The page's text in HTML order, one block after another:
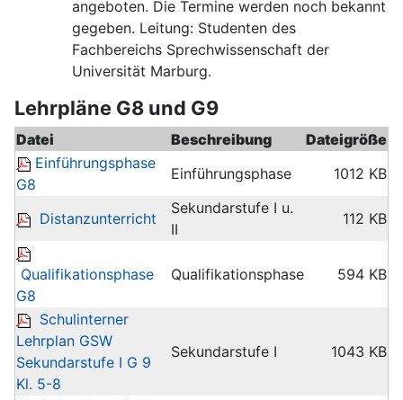
angeboten. Die Termine werden noch bekannt
gegeben. Leitung: Studenten des
Fachbereichs Sprechwissenschaft der
Universität Marburg.
Lehrpläne G8 und G9
Datei Beschreibung
Dateigröße
Einführungsphase
G8
Einführungsphase 1012 KB
Distanzunterricht
Sekundarstufe I u.
II
112 KB
Qualifikationsphase
G8
Qualifikationsphase 594 KB
Schulinterner
Lehrplan GSW
Sekundarstufe I G 9
Kl. 5-8
Sekundarstufe I 1043 KB